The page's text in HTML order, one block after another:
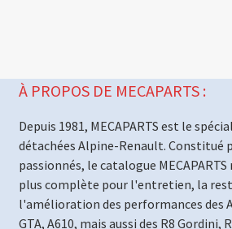
À PROPOS DE MECAPARTS :
Depuis 1981, MECAPARTS est le
détachées Alpine-Renault. Constitué
passionnés, le catalogue
plus complète pour l'entretien, la
l'amélioration des performances des
GTA, A610, mais aussi des R8 Gordini,